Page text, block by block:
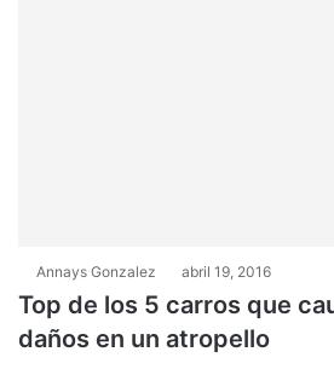
Annays Gonzalez abril 19, 2016
Top de los 5 carros que
daños en un atropello